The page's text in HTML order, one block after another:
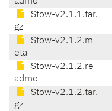
Stow-v2.1.1.tar.
gz
Stow-v2.1.2.m
eta
Stow-v2.1.2.re
adme
Stow-v2.1.2.tar.
gz